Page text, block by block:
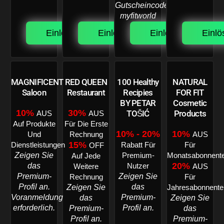
Einlösen. Einlösen.
Gutscheincode:
myfitworld
Einlösen.
100 Healthy
Recipies
BY PETAR
TOŠIĆ
10% - 20%
Rabatt Für
Premium-
Nutzer
Zeigen Sie
das
Premium-
Profil an.
NATURAL
FOR FIT
Cosmetic
Products
10% AUS
Für
20% AUS
Für
Zeigen Sie
das
Premium-
RED QUEEN
Restaurant
30% AUS
Für Die Erste
Rechnung
15% OFF
Auf Jede
Weitere
Rechnung
Zeigen Sie
das
Premium-
Profil an.
MAGNIFICENT
Saloon
10% AUS
Auf Produkte
Und
Dienstleistungen
Zeigen Sie
das
Premium-
Profil an.
Voranmeldung
erforderlich.